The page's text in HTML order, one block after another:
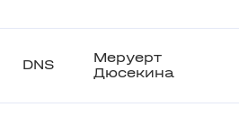
DNS
Меруерт
Дюсекина